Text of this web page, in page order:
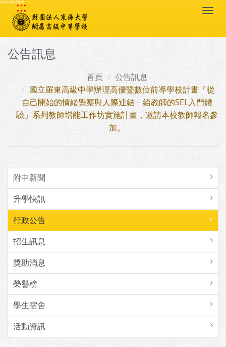
跳到主要內容區塊
:::
公告訊息
首頁
公告訊息
國立羅東高級中學辦理高優暨數位前導學校計畫「從
自己開始的情緒覺察與人際連結－給教師的SEL入門體
驗」系列教師增能工作坊實施計畫，邀請本校教師報名參
加。
附中新聞
升學快訊
行政公告
招生訊息
獎助消息
榮譽榜
學生宿舍
活動資訊